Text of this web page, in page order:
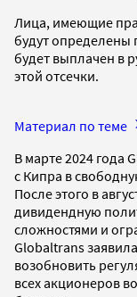
Лица, имеющие
будут определены
будет выплачен в
этой отсечки.
Материал по теме
В марте 2024 года
с Кипра в
После этого в
дивидендную
сложностями и
Globaltrans
возобновить
всех акционеров